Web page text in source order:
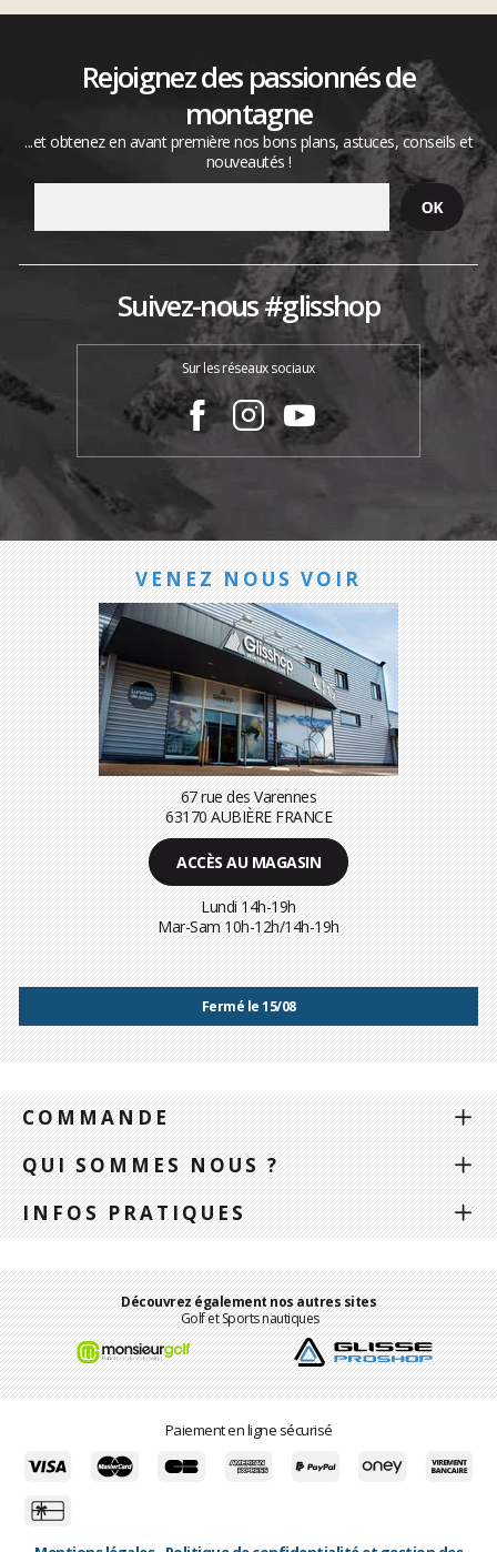
Rejoignez des passionnés de
montagne
...et obtenez en avant première nos bons plans, astuces, conseils et
nouveautés !
Suivez-nous #glisshop
Sur les réseaux sociaux
VENEZ NOUS VOIR
67 rue des Varennes
63170 AUBIÈRE FRANCE
ACCÈS AU MAGASIN
Lundi 14h-19h
Mar-Sam 10h-12h/14h-19h
Fermé le 15/08
COMMANDE
QUI SOMMES NOUS ?
INFOS PRATIQUES
Découvrez également nos autres sites
Golf et Sports nautiques
Paiement en ligne sécurisé